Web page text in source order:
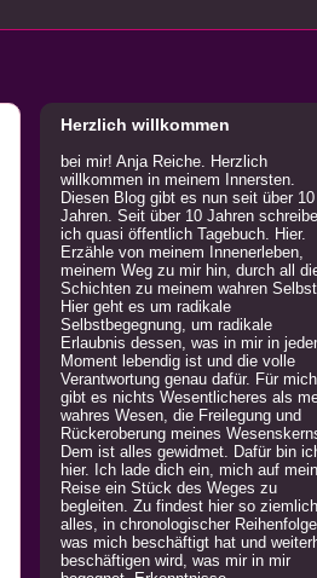
Herzlich willkommen
bei mir! Anja Reiche. Herzlich
willkommen in meinem Innersten.
Diesen Blog gibt es nun seit über 10
Jahren. Seit über 10 Jahren schreibe
ich quasi öffentlich Tagebuch. Hier.
Erzähle von meinem Innenerleben,
meinem Weg zu mir hin, durch all
Schichten zu meinem wahren Selbst.
Hier geht es um radikale
Selbstbegegnung, um radikale
Erlaubnis dessen, was in mir in
Moment lebendig ist und die volle
Verantwortung genau dafür. Für mich
gibt es nichts Wesentlicheres als
wahres Wesen, die Freilegung und
Rückeroberung meines
Dem ist alles gewidmet. Dafür bin
hier. Ich lade dich ein, mich auf
Reise ein Stück des Weges zu
begleiten. Zu findest hier so ziemlich
alles, in chronologischer Reihenfolge,
was mich beschäftigt hat und
beschäftigen wird, was mir in mir